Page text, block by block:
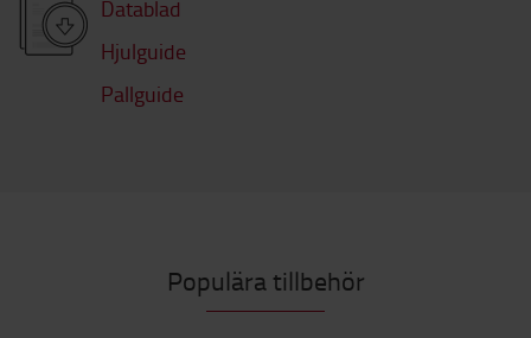
Datablad
Hjulguide
Pallguide
Populära tillbehör